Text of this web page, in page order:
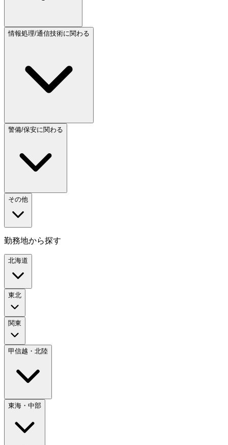
情報処理/通信技術に関わる
警備/保安に関わる
その他
勤務地から探す
北海道
東北
関東
甲信越・北陸
東海・中部